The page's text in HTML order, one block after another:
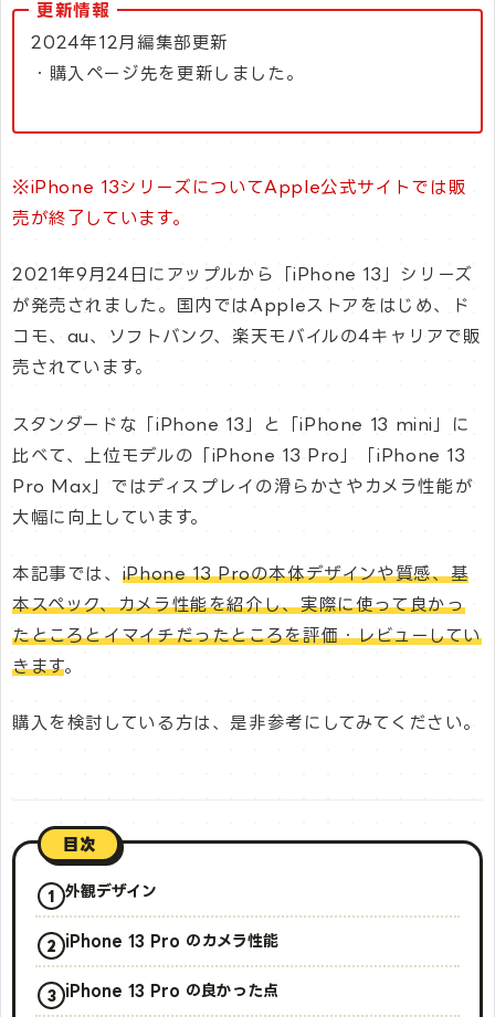
更新情報
2024年12月編集部更新
・購入ページ先を更新しました。
※iPhone 13シリーズについてApple公式サイトでは販
売が終了しています。
2021年9月24日にアップルから「iPhone 13」シリーズ
が発売されました。国内ではAppleストアをはじめ、ド
コモ、au、ソフトバンク、楽天モバイルの4キャリアで販
売されています。
スタンダードな「iPhone 13」と「iPhone 13 mini」に
比べて、上位モデルの「iPhone 13 Pro」「iPhone 13
Pro Max」ではディスプレイの滑らかさやカメラ性能が
大幅に向上しています。
本記事では、 iPhone 13 Proの本体デザインや質感、基
本スペック、カメラ性能を紹介し、実際に使って良かっ
たところとイマイチだったところを評価・レビューしてい
きます。
購入を検討している方は、是非参考にしてみてください。
目次
外観デザイン
iPhone 13 Pro のカメラ性能
iPhone 13 Pro の良かった点